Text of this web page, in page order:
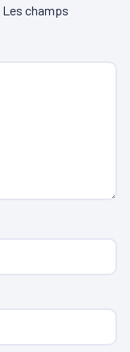
Les champs